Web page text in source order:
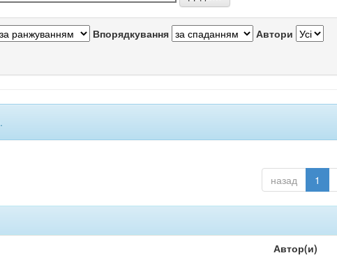
Впорядкування Автори
назад 1
Автор(и)